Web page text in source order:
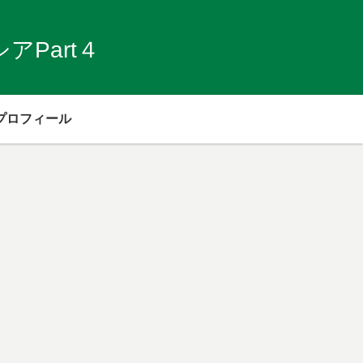
Part４
ロフィール